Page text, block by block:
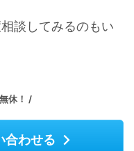
談してみるのもい
休！ /
合わせる